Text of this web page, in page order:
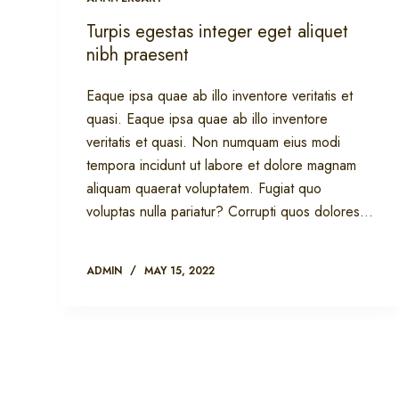
Turpis egestas integer eget aliquet
nibh praesent
Eaque ipsa quae ab illo inventore veritatis et
quasi. Eaque ipsa quae ab illo inventore
veritatis et quasi. Non numquam eius modi
tempora incidunt ut labore et dolore magnam
aliquam quaerat voluptatem. Fugiat quo
voluptas nulla pariatur? Corrupti quos dolores…
ADMIN MAY 15, 2022